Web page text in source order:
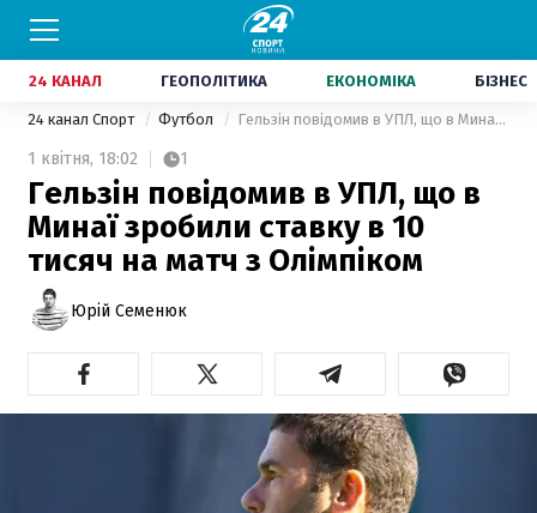
24 КАНАЛ ГЕОПОЛІТИКА ЕКОНОМІКА БІЗНЕС
24 канал Спорт Футбол Гельзін повідомив в УПЛ, що в Минаї зробили ставку в 10 тисяч на матч з Олімпіком
1 квітня, 18:02 1
Гельзін повідомив в УПЛ, що в
Минаї зробили ставку в 10
тисяч на матч з Олімпіком
Юрій Семенюк